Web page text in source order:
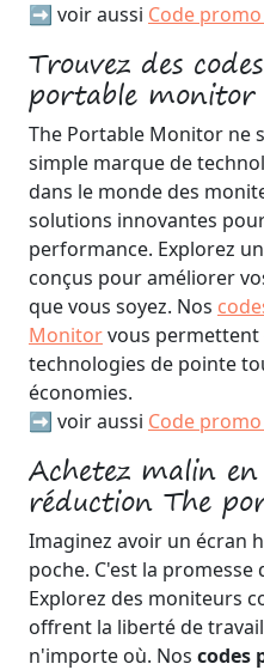
➡️ voir aussi Code
Trouvez des
portable monitor
The Portable Monitor ne
simple marque de
dans le monde des
solutions innovantes
performance. Explorez
conçus pour améliorer
que vous soyez. Nos
Monitorvous permettent
technologies de pointe
économies.
➡️ voir aussi Code
Achetez malin
réduction The
Imaginez avoir un écran
poche. C'est la
Explorez des moniteurs
offrent la liberté de
n'importe où. Nos codes